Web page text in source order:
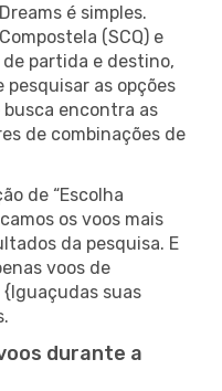
é simples.
(SCQ) e
de partida e destino,
pesquisar as opções
busca encontra as
de combinações de
de “Escolha
os voos mais
da pesquisa. E
voos de
suas
durante a